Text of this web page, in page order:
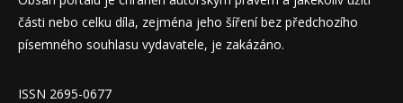
části nebo celku díla, zejména jeho šíření bez předchozího
písemného souhlasu vydavatele, je zakázáno.
ISSN 2695-0677